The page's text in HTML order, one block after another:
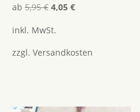
Bewertet
mit
von 5
ab5,95€ Ursprünglicher
5,95 €
4,05 €Aktueller
4,05 €.
inkl. MwSt.
zzgl. Versandkosten